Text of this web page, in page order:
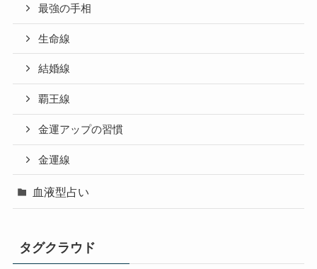
最強の手相
生命線
結婚線
覇王線
金運アップの習慣
金運線
血液型占い
タグクラウド